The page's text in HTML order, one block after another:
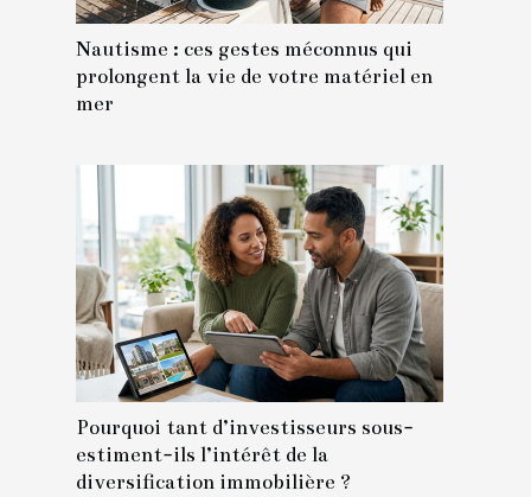
Nautisme : ces gestes méconnus qui
prolongent la vie de votre matériel en
mer
Pourquoi tant d’investisseurs sous-
estiment-ils l’intérêt de la
diversification immobilière ?